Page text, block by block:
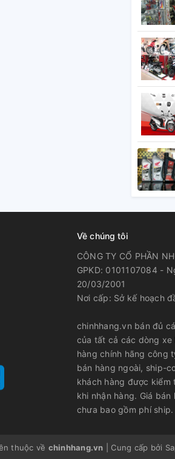
Về chúng tôi
CÔNG TY CỔ PHẦN
GPKD: 0101107084 -
20/03/2001
Nơi cấp: Sở kế hoạch
chinhhang.vn bán đủ
của tất cả các dòng xe
hàng chính hãng công
bán hàng ngoài, ship-
khách hàng được kiểm
khi nhận hàng. Giá bán
chưa bao gồm phí ship.
thuộc về chinhhang.vn Cung cấp bởi